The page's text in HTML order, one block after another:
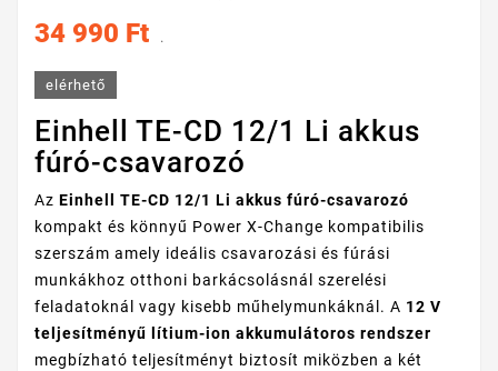
34 990 Ft .
elérhető
Einhell TE-CD 12/1 Li akkus
fúró-csavarozó
Az Einhell TE-CD 12/1 Li akkus fúró-csavarozó
kompakt és könnyű Power X-Change kompatibilis
szerszám amely ideális csavarozási és fúrási
munkákhoz otthoni barkácsolásnál szerelési
feladatoknál vagy kisebb műhelymunkáknál. A 12 V
teljesítményű lítium-ion akkumulátoros rendszer
megbízható teljesítményt biztosít miközben a két